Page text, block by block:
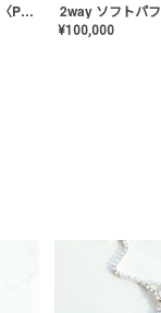
スレンダードレス〈PD-WDOR-2110〉
¥100,000